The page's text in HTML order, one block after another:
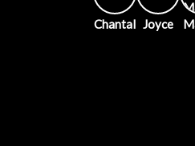
Chantal Joyce